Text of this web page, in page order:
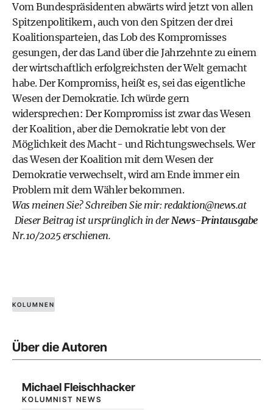
Vom Bundespräsidenten abwärts wird jetzt von allen
Spitzenpolitikern, auch von den Spitzen der drei
Koalitionsparteien, das Lob des Kompromisses
gesungen, der das Land über die Jahrzehnte zu einem
der wirtschaftlich erfolgreichsten der Welt gemacht
habe. Der Kompromiss, heißt es, sei das eigentliche
Wesen der Demokratie. Ich würde gern
widersprechen: Der Kompromiss ist zwar das Wesen
der Koalition, aber die Demokratie lebt von der
Möglichkeit des Macht- und Richtungswechsels. Wer
das Wesen der Koalition mit dem Wesen der
Demokratie verwechselt, wird am Ende immer ein
Problem mit dem Wähler bekommen.
Was meinen Sie? Schreiben Sie mir: redaktion@news.at
Dieser Beitrag ist ursprünglich in derNews-Printausgabe
Nr.10/2025 erschienen.
KOLUMNEN
Über die Autoren
Michael Fleischhacker
KOLUMNIST NEWS